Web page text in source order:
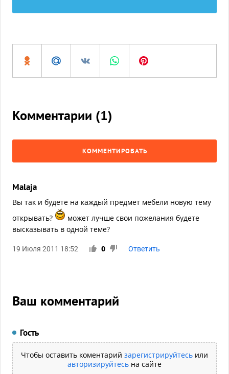
Комментарии (1)
КОММЕНТИРОВАТЬ
Malaja
Вы так и будете на каждый предмет мебели новую тему
открывать?
может лучше свои пожелания будете
высказывать в одной теме?
19 Июля 2011 18:52 0 Ответить
Ваш комментарий
Гость
Чтобы оставить коментарий зарегистрируйтесь или
авторизируйтесь на сайте